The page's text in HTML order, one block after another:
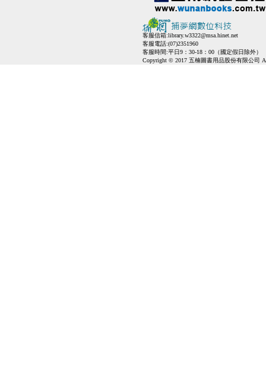
客服信箱:library.w3322@msa.hinet.net
客服電話:(07)2351960
客服時間:平日9：30-18：00（國定假日除外）
Copyright © 2017 五楠圖書用品股份有限公司